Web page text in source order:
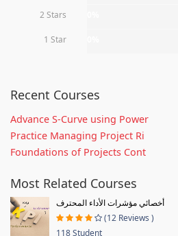
2 Stars
1 Star
Recent Courses
Advance S-Curve using Power
Practice Managing Project Ri
Foundations of Projects Cont
Most Related Courses
أخصائي مؤشرات الأداء المحترف
(12 Reviews )
118 Student